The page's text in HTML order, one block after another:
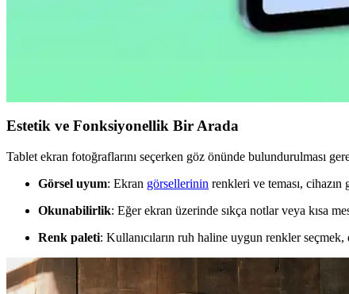
Apple, iPad Pro'da donanım yeniliklerini sınırlarken, yazılım
Estetik ve Fonksiyonellik Bir Arada
Tablet ekran fotoğraflarını seçerken göz önünde bulundurulması
Görsel uyum: Ekran görsellerinin renkleri ve teması,
Okunabilirlik: Eğer ekran üzerinde sıkça notlar veya kısa
Renk paleti: Kullanıcıların ruh haline uygun renkler